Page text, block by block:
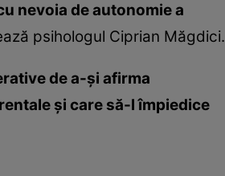
nevoia de autonomie a
psihologul Ciprian Măgdici.
de a-şi afirma
şi care să-l împiedice